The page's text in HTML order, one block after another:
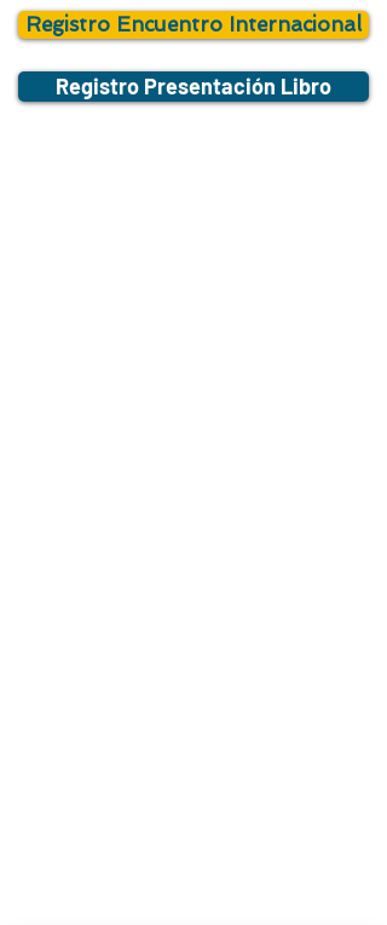
Registro Encuentro Internacional
Registro Presentación Libro